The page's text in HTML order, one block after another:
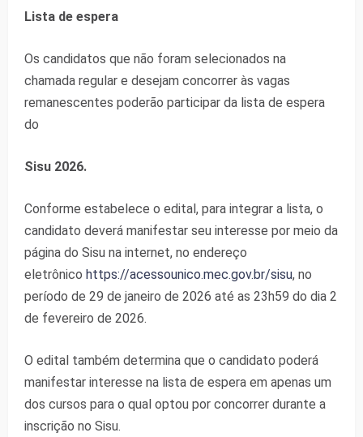
Lista de espera
Os candidatos que não foram selecionados na
chamada regular e desejam concorrer às vagas
remanescentes poderão participar da lista de espera
do
Sisu 2026.
Conforme estabelece o edital, para integrar a lista, o
candidato deverá manifestar seu interesse por meio da
página do Sisu na internet, no endereço
eletrônico https://acessounico.mec.gov.br/sisu, no
período de 29 de janeiro de 2026 até as 23h59 do dia 2
de fevereiro de 2026.
O edital também determina que o candidato poderá
manifestar interesse na lista de espera em apenas um
dos cursos para o qual optou por concorrer durante a
inscrição no Sisu.